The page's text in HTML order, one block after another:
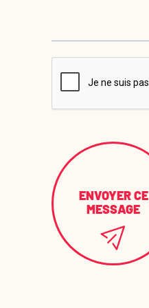
ENVOYER CE
MESSAGE